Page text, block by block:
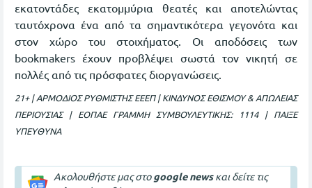
εκατοντάδες εκατομμύρια θεατές και αποτελώντας
ταυτόχρονα ένα από τα σημαντικότερα γεγονότα και
στον χώρο του στοιχήματος. Οι αποδόσεις των
bookmakers έχουν προβλέψει σωστά τον νικητή σε
πολλές από τις πρόσφατες διοργανώσεις.
21+ | ΑΡΜΟΔΙΟΣ ΡΥΘΜΙΣΤΗΣ ΕΕΕΠ | ΚΙΝΔΥΝΟΣ ΕΘΙΣΜΟΥ & ΑΠΩΛΕΙΑΣ
ΠΕΡΙΟΥΣΙΑΣ | ΕΟΠΑΕ ΓΡΑΜΜΗ ΣΥΜΒΟΥΛΕΥΤΙΚΗΣ: 1114 | ΠΑΙΞΕ
ΥΠΕΥΘΥΝΑ
Ακολουθήστε μας στοgoogle newsκαι δείτε τις